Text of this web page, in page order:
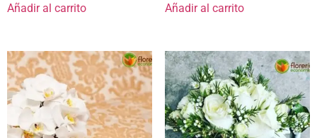
Añadir al carrito Añadir al carrito